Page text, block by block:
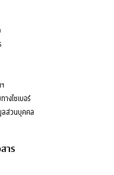
งไซเบอร์
ลส่วนบุคคล
าร